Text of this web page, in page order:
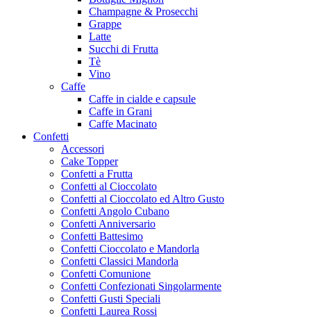
Champagne & Prosecchi
Grappe
Latte
Succhi di Frutta
Tè
Vino
Caffe
Caffe in cialde e capsule
Caffe in Grani
Caffe Macinato
Confetti
Accessori
Cake Topper
Confetti a Frutta
Confetti al Cioccolato
Confetti al Cioccolato ed Altro Gusto
Confetti Angolo Cubano
Confetti Anniversario
Confetti Battesimo
Confetti Cioccolato e Mandorla
Confetti Classici Mandorla
Confetti Comunione
Confetti Confezionati Singolarmente
Confetti Gusti Speciali
Confetti Laurea Rossi